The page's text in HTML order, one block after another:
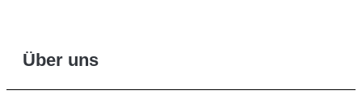
Über uns